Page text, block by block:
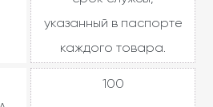
указанный в паспорте
каждого товара.
100